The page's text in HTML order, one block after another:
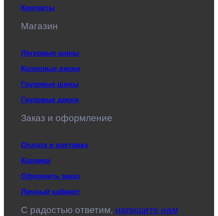
Контакты
Магазин
Легковые шины
Колесные диски
Грузовые шины
Грузовые диски
Заказ и оформление
Оплата и доставка
Корзина
Оформить заказ
Личный кабинет
C радостью ответим, напишите нам